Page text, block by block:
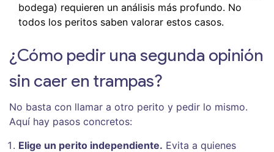
bodega) requieren un análisis más profundo. No
todos los peritos saben valorar estos casos.
¿Cómo pedir una segunda opinión
sin caer en trampas?
No basta con llamar a otro perito y pedir lo mismo.
Aquí hay pasos concretos:
Elige un perito independiente. Evita a quienes